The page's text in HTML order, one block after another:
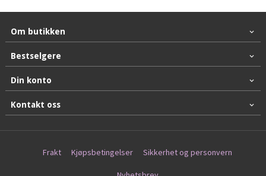
Om butikken
Bestselgere
Din konto
Kontakt oss
Frakt Kjøpsbetingelser Sikkerhet og personvern